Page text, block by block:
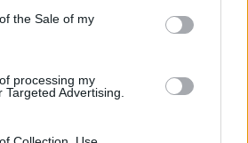
the Sale of my
processing my
Advertising.
Abdalla schrijft Europese
kans van Flick en begint in